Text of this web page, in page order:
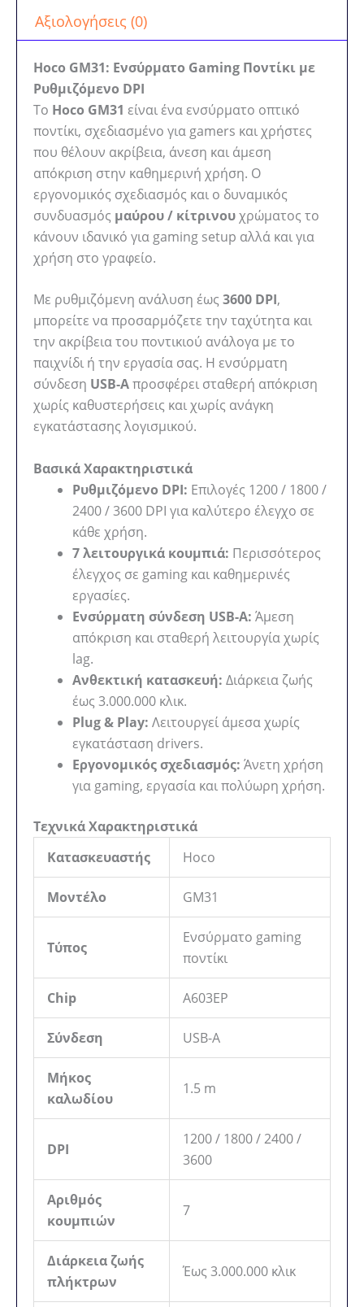
Κουμπιά
–
Black
Yellow
ποσότητα
Αξιολογήσεις (0)
Hoco GM31: Ενσύρματο Gaming Ποντίκι με
Ρυθμιζόμενο DPI
Το Hoco GM31 είναι ένα ενσύρματο οπτικό
ποντίκι, σχεδιασμένο για gamers και χρήστες
που θέλουν ακρίβεια, άνεση και άμεση
απόκριση στην καθημερινή χρήση. Ο
εργονομικός σχεδιασμός και ο δυναμικός
συνδυασμός μαύρου / κίτρινουχρώματος το
κάνουν ιδανικό για gaming setup αλλά και για
χρήση στο γραφείο.
Με ρυθμιζόμενη ανάλυση έως 3600 DPI,
μπορείτε να προσαρμόζετε την ταχύτητα και
την ακρίβεια του ποντικιού ανάλογα με το
παιχνίδι ή την εργασία σας. Η ενσύρματη
σύνδεση USB-Aπροσφέρει σταθερή απόκριση
χωρίς καθυστερήσεις και χωρίς ανάγκη
εγκατάστασης λογισμικού.
Βασικά Χαρακτηριστικά
Ρυθμιζόμενο DPI: Επιλογές 1200 / 1800 /
2400 / 3600 DPI για καλύτερο έλεγχο σε
κάθε χρήση.
7 λειτουργικά κουμπιά: Περισσότερος
έλεγχος σε gaming και καθημερινές
εργασίες.
Ενσύρματη σύνδεση USB-A: Άμεση
απόκριση και σταθερή λειτουργία χωρίς
lag.
Ανθεκτική κατασκευή: Διάρκεια ζωής
έως 3.000.000 κλικ.
Plug & Play: Λειτουργεί άμεσα χωρίς
εγκατάσταση drivers.
Εργονομικός σχεδιασμός: Άνετη χρήση
για gaming, εργασία και πολύωρη χρήση.
Τεχνικά Χαρακτηριστικά
Κατασκευαστής
Hoco
Μοντέλο GM31
Τύπος
Ενσύρματο gaming
ποντίκι
Chip A603EP
Σύνδεση USB-A
Μήκος
καλωδίου
1.5 m
DPI
1200 / 1800 / 2400 /
3600
Αριθμός
κουμπιών
7
Διάρκεια ζωής
πλήκτρων
Έως 3.000.000 κλικ